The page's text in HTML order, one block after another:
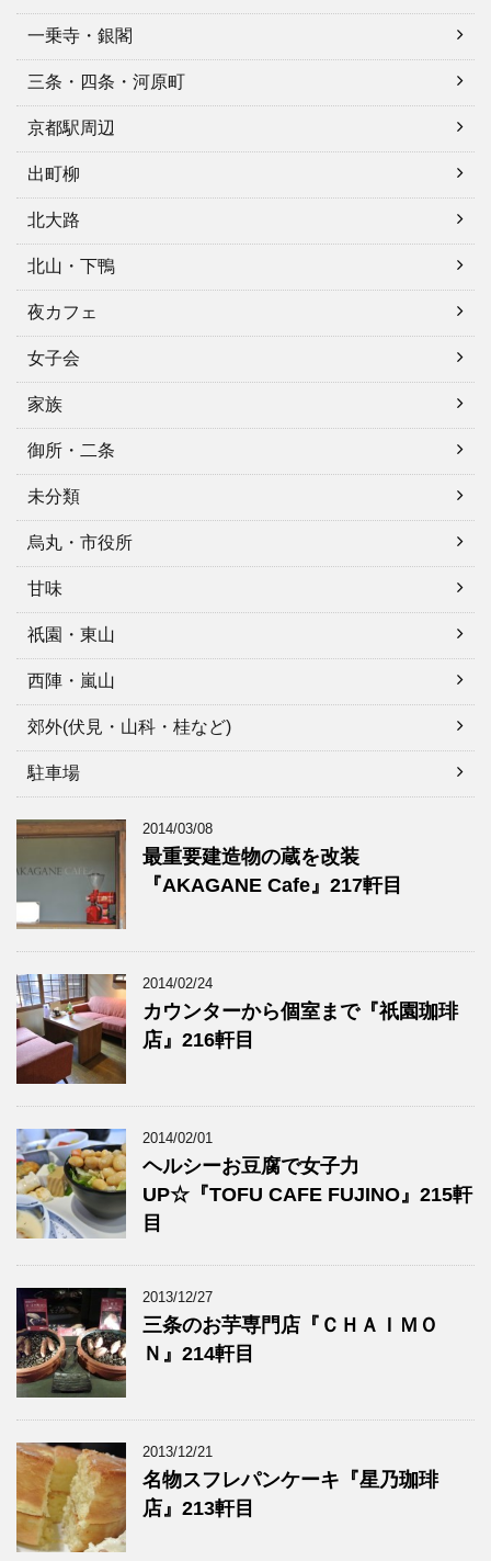
一乗寺・銀閣
三条・四条・河原町
京都駅周辺
出町柳
北大路
北山・下鴨
夜カフェ
女子会
家族
御所・二条
未分類
烏丸・市役所
甘味
祇園・東山
西陣・嵐山
郊外(伏見・山科・桂など)
駐車場
2014/03/08
最重要建造物の蔵を改装
『AKAGANE Cafe』217軒目
2014/02/24
カウンターから個室まで『祇園珈琲
店』216軒目
2014/02/01
ヘルシーお豆腐で女子力
UP☆『TOFU CAFE FUJINO』215軒
目
2013/12/27
三条のお芋専門店『ＣＨＡＩＭＯ
Ｎ』214軒目
2013/12/21
名物スフレパンケーキ『星乃珈琲
店』213軒目